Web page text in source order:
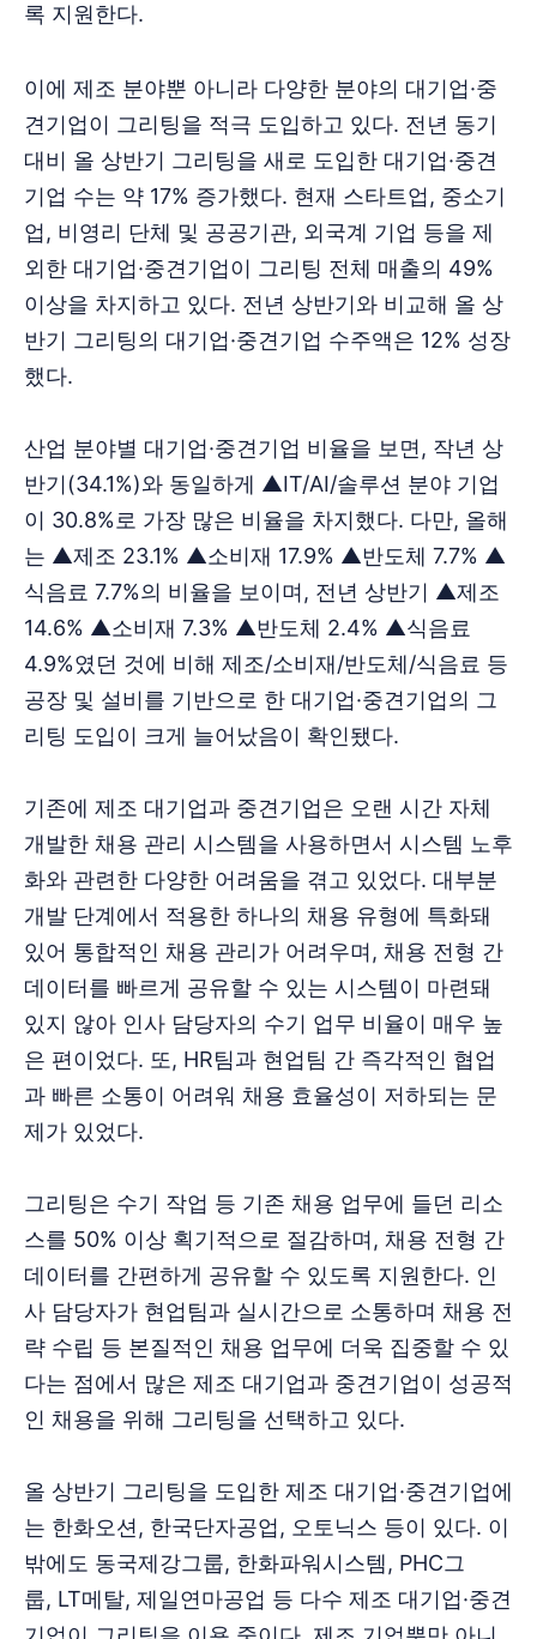
록 지원한다.
이에 제조 분야뿐 아니라 다양한 분야의 대기업·중
견기업이 그리팅을 적극 도입하고 있다. 전년 동기
대비 올 상반기 그리팅을 새로 도입한 대기업·중견
기업 수는 약 17% 증가했다. 현재 스타트업, 중소기
업, 비영리 단체 및 공공기관, 외국계 기업 등을 제
외한 대기업·중견기업이 그리팅 전체 매출의 49%
이상을 차지하고 있다. 전년 상반기와 비교해 올 상
반기 그리팅의 대기업·중견기업 수주액은 12% 성장
했다.
산업 분야별 대기업·중견기업 비율을 보면, 작년 상
반기(34.1%)와 동일하게 ▲IT/AI/솔루션 분야 기업
이 30.8%로 가장 많은 비율을 차지했다. 다만, 올해
는 ▲제조 23.1% ▲소비재 17.9% ▲반도체 7.7% ▲
식음료 7.7%의 비율을 보이며, 전년 상반기 ▲제조
14.6% ▲소비재 7.3% ▲반도체 2.4% ▲식음료
4.9%였던 것에 비해 제조/소비재/반도체/식음료 등
공장 및 설비를 기반으로 한 대기업·중견기업의 그
리팅 도입이 크게 늘어났음이 확인됐다.
기존에 제조 대기업과 중견기업은 오랜 시간 자체
개발한 채용 관리 시스템을 사용하면서 시스템 노후
화와 관련한 다양한 어려움을 겪고 있었다. 대부분
개발 단계에서 적용한 하나의 채용 유형에 특화돼
있어 통합적인 채용 관리가 어려우며, 채용 전형 간
데이터를 빠르게 공유할 수 있는 시스템이 마련돼
있지 않아 인사 담당자의 수기 업무 비율이 매우 높
은 편이었다. 또, HR팀과 현업팀 간 즉각적인 협업
과 빠른 소통이 어려워 채용 효율성이 저하되는 문
제가 있었다.
그리팅은 수기 작업 등 기존 채용 업무에 들던 리소
스를 50% 이상 획기적으로 절감하며, 채용 전형 간
데이터를 간편하게 공유할 수 있도록 지원한다. 인
사 담당자가 현업팀과 실시간으로 소통하며 채용 전
략 수립 등 본질적인 채용 업무에 더욱 집중할 수 있
다는 점에서 많은 제조 대기업과 중견기업이 성공적
인 채용을 위해 그리팅을 선택하고 있다.
올 상반기 그리팅을 도입한 제조 대기업·중견기업에
는 한화오션, 한국단자공업, 오토닉스 등이 있다. 이
밖에도 동국제강그룹, 한화파워시스템, PHC그
룹, LT메탈, 제일연마공업 등 다수 제조 대기업·중견